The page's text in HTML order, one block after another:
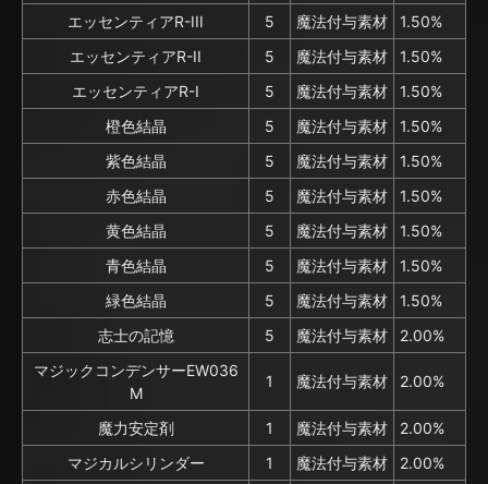
エッセンティアR-III 5 魔法付与素材
1.50%
エッセンティアR-II
5 魔法付与素材
1.50%
エッセンティアR-I
5 魔法付与素材
1.50%
橙色結晶
5 魔法付与素材
1.50%
紫色結晶
5 魔法付与素材
1.50%
赤色結晶
5 魔法付与素材
1.50%
黄色結晶
5 魔法付与素材
1.50%
青色結晶
5 魔法付与素材
1.50%
緑色結晶
5 魔法付与素材
1.50%
志士の記憶
5 魔法付与素材
2.00%
マジックコンデンサーEW036
M
1 魔法付与素材 2.00%
魔力安定剤 1 魔法付与素材
2.00%
マジカルシリンダー
1 魔法付与素材
2.00%